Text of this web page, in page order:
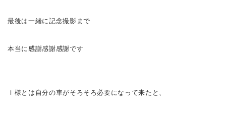
最後は一緒に記念撮影まで
本当に感謝感謝感謝です
Ｉ様とは自分の車がそろそろ必要になって来たと、